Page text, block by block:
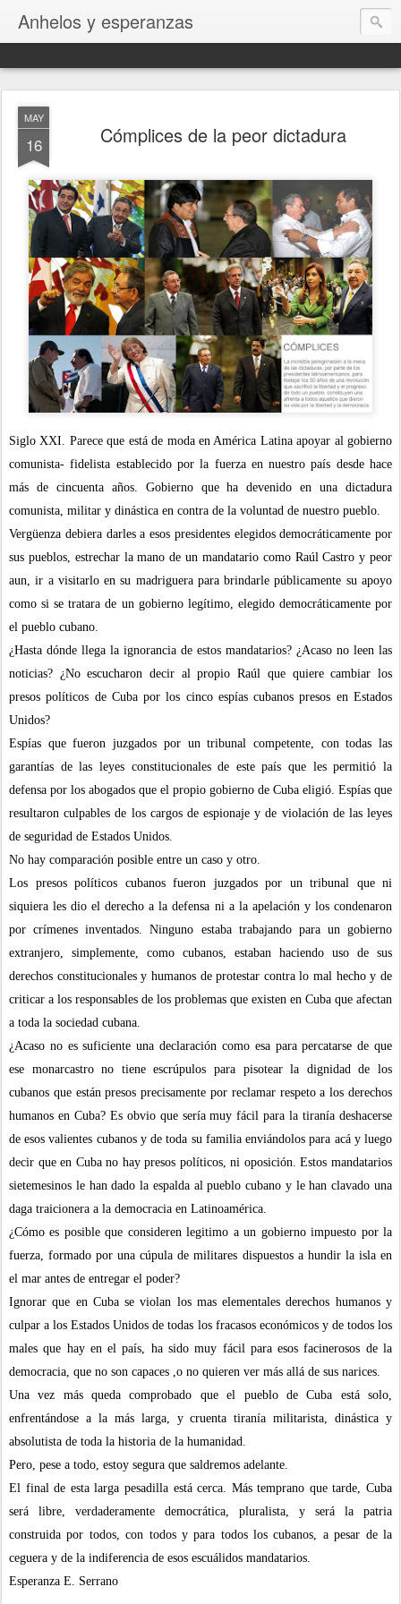
Anhelos y esperanzas
MAY
16 Cómplices de la peor dictadura
Siglo XXI. Parece que está de moda en América Latina apoyar al gobierno
comunista- fidelista establecido por la fuerza en nuestro país desde hace
más de cincuenta años. Gobierno que ha devenido en una dictadura
comunista, militar y dinástica en contra de la voluntad de nuestro pueblo.
Vergüenza debiera darles a esos presidentes elegidos democráticamente por
sus pueblos, estrechar la mano de un mandatario como Raúl Castro y peor
aun, ir a visitarlo en su madriguera para brindarle públicamente su apoyo
como si se tratara de un gobierno legítimo, elegido democráticamente por
el pueblo cubano.
¿Hasta dónde llega la ignorancia de estos mandatarios? ¿Acaso no leen las
noticias? ¿No escucharon decir al propio Raúl que quiere cambiar los
presos políticos de Cuba por los cinco espías cubanos presos en Estados
Unidos?
Espías que fueron juzgados por un tribunal competente, con todas las
garantías de las leyes constitucionales de este país que les permitió la
defensa por los abogados que el propio gobierno de Cuba eligió. Espías que
resultaron culpables de los cargos de espionaje y de violación de las leyes
de seguridad de Estados Unidos.
No hay comparación posible entre un caso y otro.
Los presos políticos cubanos fueron juzgados por un tribunal que ni
siquiera les dio el derecho a la defensa ni a la apelación y los condenaron
por crímenes inventados. Ninguno estaba trabajando para un gobierno
extranjero, simplemente, como cubanos, estaban haciendo uso de sus
derechos constitucionales y humanos de protestar contra lo mal hecho y de
criticar a los responsables de los problemas que existen en Cuba que afectan
a toda la sociedad cubana.
¿Acaso no es suficiente una declaración como esa para percatarse de que
ese monarcastro no tiene escrúpulos para pisotear la dignidad de los
cubanos que están presos precisamente por reclamar respeto a los derechos
humanos en Cuba? Es obvio que sería muy fácil para la tiranía deshacerse
de esos valientes cubanos y de toda su familia enviándolos para acá y luego
decir que en Cuba no hay presos políticos, ni oposición. Estos mandatarios
sietemesinos le han dado la espalda al pueblo cubano y le han clavado una
daga traicionera a la democracia en Latinoamérica.
¿Cómo es posible que consideren legitimo a un gobierno impuesto por la
fuerza, formado por una cúpula de militares dispuestos a hundir la isla en
el mar antes de entregar el poder?
Ignorar que en Cuba se violan los mas elementales derechos humanos y
culpar a los Estados Unidos de todas los fracasos económicos y de todos los
males que hay en el país, ha sido muy fácil para esos facinerosos de la
democracia, que no son capaces ,o no quieren ver más allá de sus narices.
Una vez más queda comprobado que el pueblo de Cuba está solo,
enfrentándose a la más larga, y cruenta tiranía militarista, dinástica y
absolutista de toda la historia de la humanidad.
Pero, pese a todo, estoy segura que saldremos adelante.
El final de esta larga pesadilla está cerca. Más temprano que tarde, Cuba
será libre, verdaderamente democrática, pluralista, y será la patria
construida por todos, con todos y para todos los cubanos, a pesar de la
ceguera y de la indiferencia de esos escuálidos mandatarios.
Esperanza E. Serrano